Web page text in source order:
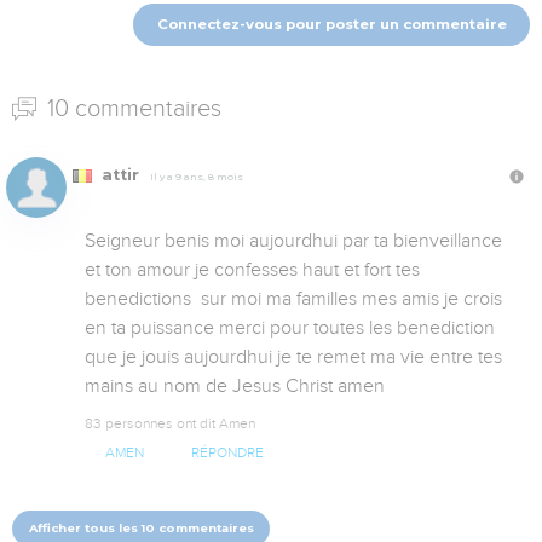
Connectez-vous pour poster un commentaire
10 commentaires
attir Il y a 9 ans, 8 mois
Seigneur benis moi aujourdhui par ta bienveillance
et ton amour je confesses haut et fort tes
benedictions  sur moi ma familles mes amis je crois
en ta puissance merci pour toutes les benediction
que je jouis aujourdhui je te remet ma vie entre tes
mains au nom de Jesus Christ amen
83 personnes ont dit Amen
AMEN RÉPONDRE
Afficher tous les 10 commentaires